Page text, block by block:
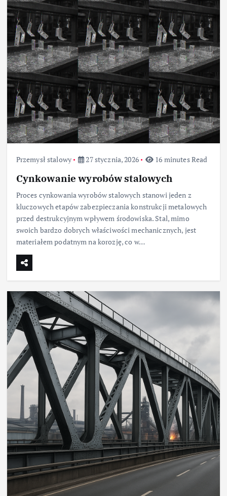
Przemysł stalowy 27 stycznia, 2026 16 minutes Read
Cynkowanie wyrobów stalowych
Proces cynkowania wyrobów stalowych stanowi jeden z
kluczowych etapów zabezpieczania konstrukcji metalowych
przed destrukcyjnym wpływem środowiska. Stal, mimo
swoich bardzo dobrych właściwości mechanicznych, jest
materiałem podatnym na korozję, co w…